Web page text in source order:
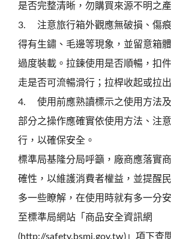
是否完整清晰，勿購買來源不明之產
3.
注意旅行箱外觀應無破損、傷
得有生鏽、毛邊等現象，並留意箱
過度裝載。拉鍊使用是否順暢，扣
走是否可流暢滑行；拉桿收起或拉
4.
使用前應熟讀標示之使用方法
部分之操作應確實依使用方法、注
行，以確保安全。
標準局基隆分局呼籲，廠商應落實
確性，以維護消費者權益，並提醒
多一些瞭解，在使用時就有多一分
至標準局網站「商品安全資訊網
(http://safety.bsmi.gov.tw)」項下查